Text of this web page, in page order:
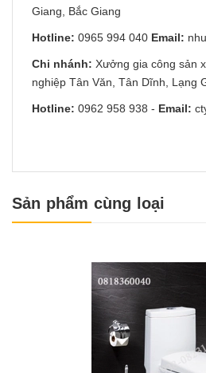
Giang, Bắc Giang
Hotline: 0965 994 040 Email:
Chi nhánh: Xưởng gia công sản
nghiệp Tân Văn, Tân Dĩnh, Lạng
Hotline: 0962 958 938 - Email:
Sản phẩm cùng loại